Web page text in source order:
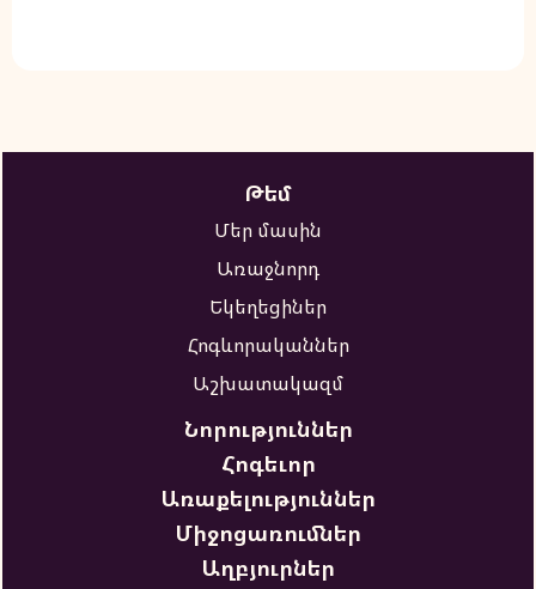
Թեմ
Մեր մասին
Առաջնորդ
Եկեղեցիներ
Հոգևորականներ
Աշխատակազմ
Նորություններ
Հոգեւոր
Առաքելություններ
Միջոցառումներ
Աղբյուրներ